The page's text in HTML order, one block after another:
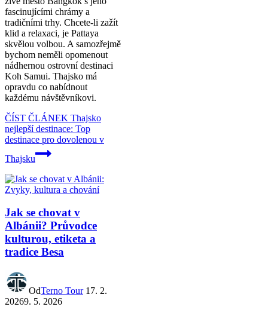
fascinujícími chrámy a
tradičními trhy. Chcete-li zažít
klid a relaxaci, je Pattaya
skvělou volbou. A samozřejmě
bychom neměli opomenout
nádhernou ostrovní destinaci
Koh Samui. Thajsko má
opravdu co nabídnout
každému návštěvníkovi.
ČÍST ČLÁNEK Thajsko
nejlepší destinace: Top
destinace pro dovolenou v
Thajsku
Jak se chovat v
Albánii? Průvodce
kulturou, etiketa a
tradice Besa
OdTerno Tour 17. 2.
20269. 5. 2026